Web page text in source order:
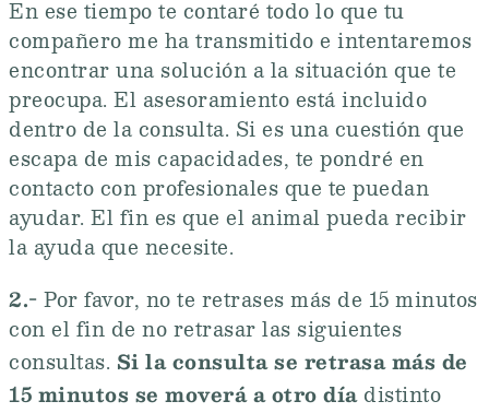
En ese tiempo te contaré todo lo que tu
compañero me ha transmitido e intentaremos
encontrar una solución a la situación que te
preocupa. El asesoramiento está incluido
dentro de la consulta. Si es una cuestión que
escapa de mis capacidades, te pondré en
contacto con profesionales que te puedan
ayudar. El fin es que el animal pueda recibir
la ayuda que necesite.
2.- Por favor, no te retrases más de 15 minutos
con el fin de no retrasar las siguientes
consultas. Si la consulta se retrasa más de
15 minutos se moverá a otro díadistinto